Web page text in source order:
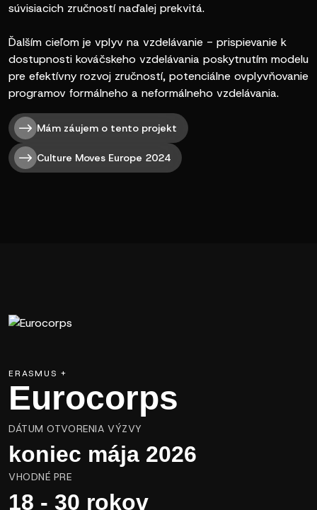
súvisiacich zručností naďalej prekvitá.
Ďalším cieľom je vplyv na vzdelávanie - prispievanie k
dostupnosti kováčskeho vzdelávania poskytnutím modelu
pre efektívny rozvoj zručností, potenciálne ovplyvňovanie
programov formálneho a neformálneho vzdelávania.
Mám záujem o tento projekt
Culture Moves Europe 2024
ERASMUS +
Eurocorps
DÁTUM OTVORENIA VÝZVY
koniec mája 2026
VHODNÉ PRE
18 - 30 rokov